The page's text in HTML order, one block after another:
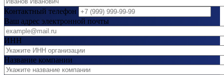
Контактный телефон
Ваш адрес электронной почты
ИНН
Название компании